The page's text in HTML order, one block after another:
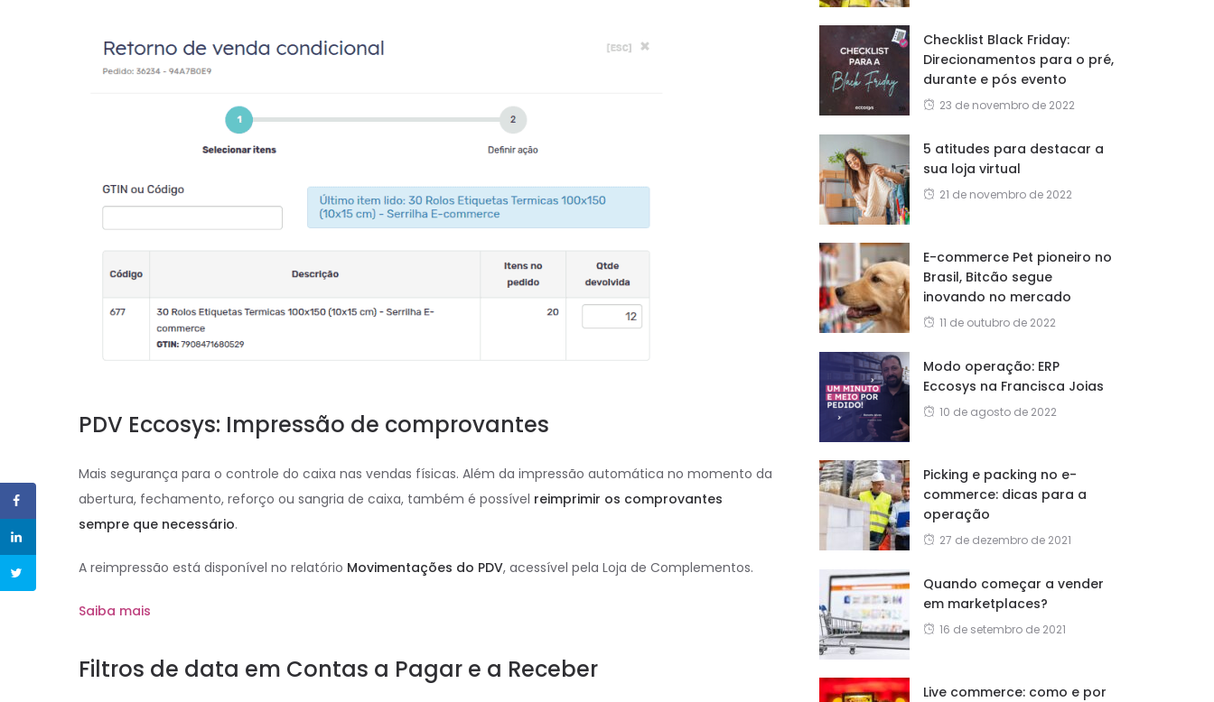
PDV Eccosys: Impressão de comprovantes
Mais segurança para o controle do caixa nas vendas físicas. Além da impressão automática no momento da
abertura, fechamento, reforço ou sangria de caixa, também é possível reimprimir os comprovantes
sempre que necessário.
A reimpressão está disponível no relatório Movimentações do PDV, acessível pela Loja de Complementos.
Saiba mais
Filtros de data em Contas a Pagar e a Receber
Checklist Black Friday:
Direcionamentos para o pré,
durante e pós evento
23 de novembro de 2022
5 atitudes para destacar a
sua loja virtual
21 de novembro de 2022
E-commerce Pet pioneiro no
Brasil, Bitcão segue
inovando no mercado
11 de outubro de 2022
Modo operação: ERP
Eccosys na Francisca Joias
10 de agosto de 2022
Picking e packing no e-
commerce: dicas para a
operação
27 de dezembro de 2021
Quando começar a vender
em marketplaces?
16 de setembro de 2021
Live commerce: como e por